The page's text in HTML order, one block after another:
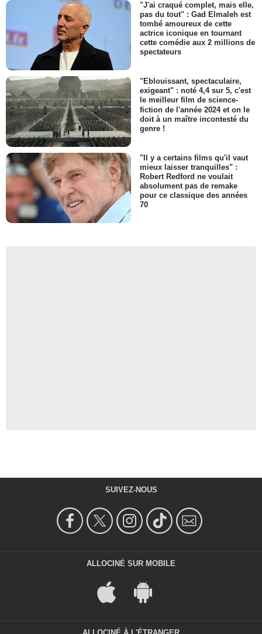
"J'ai craqué complet, mais elle,
pas du tout" : Gad Elmaleh est
tombé amoureux de cette
actrice iconique en tournant
cette comédie aux 2 millions de
spectateurs
"Eblouissant, spectaculaire,
exigeant" : noté 4,4 sur 5, c'est
le meilleur film de science-
fiction de l'année 2024 et on le
doit à un maître incontesté du
genre !
"Il y a certains films qu'il vaut
mieux laisser tranquilles" :
Robert Redford ne voulait
absolument pas de remake
pour ce classique des années
70
SUIVEZ-NOUS
ALLOCINÉ SUR MOBILE